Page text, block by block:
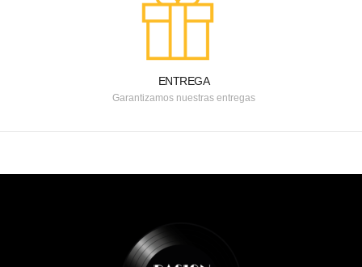
ENTREGA
Garantizamos nuestras entregas